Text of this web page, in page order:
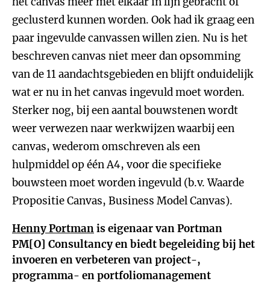
geclusterd kunnen worden. Ook had ik graag een
paar ingevulde canvassen willen zien. Nu is het
beschreven canvas niet meer dan opsomming
van de 11 aandachtsgebieden en blijft onduidelijk
wat er nu in het canvas ingevuld moet worden.
Sterker nog, bij een aantal bouwstenen wordt
weer verwezen naar werkwijzen waarbij een
canvas, wederom omschreven als een
hulpmiddel op één A4, voor die specifieke
bouwsteen moet worden ingevuld (b.v. Waarde
Propositie Canvas, Business Model Canvas).
Henny Portmanis eigenaar van Portman
PM[O] Consultancy en biedt begeleiding bij het
invoeren en verbeteren van project-,
programma- en portfoliomanagement